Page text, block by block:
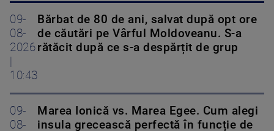
09-
08-
2026
10:43
Bărbat de 80 de ani, salvat după opt ore
de căutări pe Vârful Moldoveanu. S-a
rătăcit după ce s-a despărțit de grup
09-
08-
Marea Ionică vs. Marea Egee. Cum alegi
insula grecească perfectă în funcție de